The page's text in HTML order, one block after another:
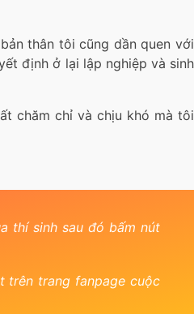
thân tôi cũng dần quen với
định ở lại lập nghiệp và sinh
chăm chỉ và chịu khó mà tôi
thí sinh sau đó bấm nút
trên trang fanpage cuộc